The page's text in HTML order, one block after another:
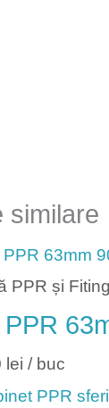
similare
PPR și
lei / buc